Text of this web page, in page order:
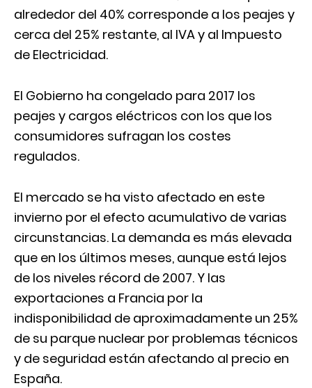
alrededor del 40% corresponde a los peajes y
cerca del 25% restante, al IVA y al Impuesto
de Electricidad.
El Gobierno ha congelado para 2017 los
peajes y cargos eléctricos con los que los
consumidores sufragan los costes
regulados.
El mercado se ha visto afectado en este
invierno por el efecto acumulativo de varias
circunstancias. La demanda es más elevada
que en los últimos meses, aunque está lejos
de los niveles récord de 2007. Y las
exportaciones a Francia por la
indisponibilidad de aproximadamente un 25%
de su parque nuclear por problemas técnicos
y de seguridad están afectando al precio en
España.